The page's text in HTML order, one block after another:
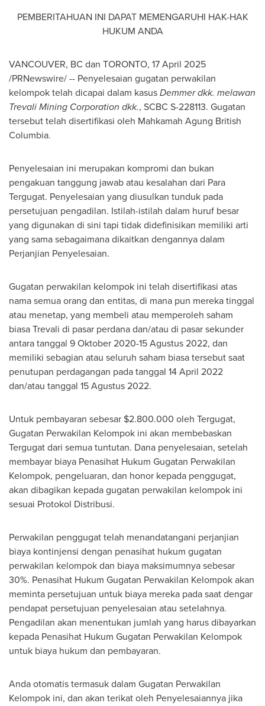
PEMBERITAHUAN INI DAPAT MEMENGARUHI HAK-HAK
HUKUM ANDA
VANCOUVER, BC dan TORONTO, 17 April 2025
/PRNewswire/ -- Penyelesaian gugatan perwakilan
kelompok telah dicapai dalam kasusDemmer dkk. melawan
Trevali Mining Corporation dkk., SCBC S-228113. Gugatan
tersebut telah disertifikasi oleh Mahkamah Agung British
Columbia.
Penyelesaian ini merupakan kompromi dan bukan
pengakuan tanggung jawab atau kesalahan dari Para
Tergugat. Penyelesaian yang diusulkan tunduk pada
persetujuan pengadilan. Istilah-istilah dalam huruf besar
yang digunakan di sini tapi tidak didefinisikan memiliki arti
yang sama sebagaimana dikaitkan dengannya dalam
Perjanjian Penyelesaian.
Gugatan perwakilan kelompok ini telah disertifikasi atas
nama semua orang dan entitas, di mana pun mereka tinggal
atau menetap, yang membeli atau memperoleh saham
biasa Trevali di pasar perdana dan/atau di pasar sekunder
antara tanggal 9 Oktober 2020-15 Agustus 2022, dan
memiliki sebagian atau seluruh saham biasa tersebut saat
penutupan perdagangan pada tanggal 14 April 2022
dan/atau tanggal 15 Agustus 2022.
Untuk pembayaran sebesar $2.800.000 oleh Tergugat,
Gugatan Perwakilan Kelompok ini akan membebaskan
Tergugat dari semua tuntutan. Dana penyelesaian, setelah
membayar biaya Penasihat Hukum Gugatan Perwakilan
Kelompok, pengeluaran, dan honor kepada penggugat,
akan dibagikan kepada gugatan perwakilan kelompok ini
sesuai Protokol Distribusi.
Perwakilan penggugat telah menandatangani perjanjian
biaya kontinjensi dengan penasihat hukum gugatan
perwakilan kelompok dan biaya maksimumnya sebesar
30%. Penasihat Hukum Gugatan Perwakilan Kelompok akan
meminta persetujuan untuk biaya mereka pada saat dengar
pendapat persetujuan penyelesaian atau setelahnya.
Pengadilan akan menentukan jumlah yang harus dibayarkan
kepada Penasihat Hukum Gugatan Perwakilan Kelompok
untuk biaya hukum dan pembayaran.
Anda otomatis termasuk dalam Gugatan Perwakilan
Kelompok ini, dan akan terikat oleh Penyelesaiannya jika